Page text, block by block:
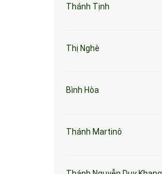
Thánh Tịnh
Thị Nghè
Bình Hòa
Thánh Martinô